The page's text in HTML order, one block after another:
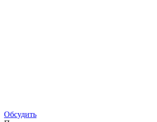
Обсудить